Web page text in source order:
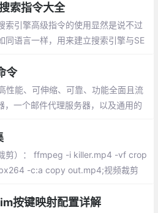
索指令大全
索引擎高级指令的使用显然是说不过
同语言一样，用来建立搜索引擎与SE
令
性能、可伸缩、可靠、功能全面且流
，一个邮件代理服务器，以及通用的
剪）： ffmpeg -i killer.mp4 -vf crop
-c:a copy out.mp4;视频裁剪
按键映射配置详解